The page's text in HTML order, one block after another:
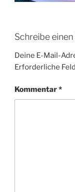
Schreibe
Deine E-Mail-
Erforderliche
Kommentar*